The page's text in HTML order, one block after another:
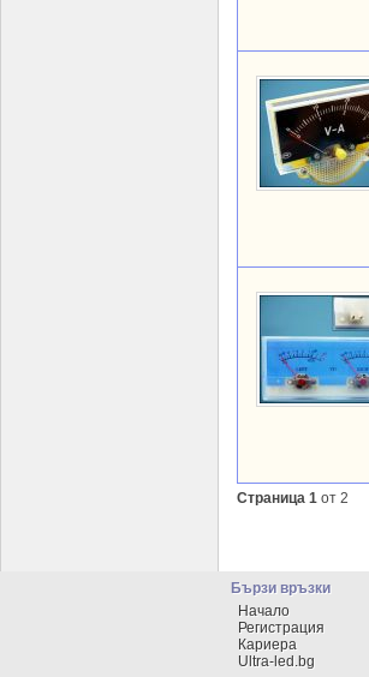
Страница 1 от 2
Бързи връзки
Начало
Регистрация
Кариера
Ultra-led.bg